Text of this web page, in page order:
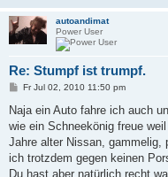
autoandimat
Power User
Re: Stumpf ist trumpf.
B
i
r
a
Fr Jul 02, 2010 11:50 pm
Naja ein Auto fahre ich auch
wie ein Schneekönig freue
Jahre alter Nissan, gammelig,
ich trotzdem gegen keinen
Du hast aber natürlich recht